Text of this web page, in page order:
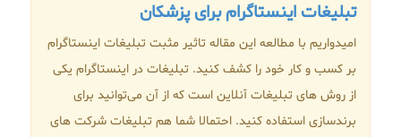
تبلیغات اینستاگرام برای پزشکان
امیدواریم با مطالعه این مقاله تاثیر مثبت تبلیغات اینستاگرام
بر کسب و کار خود را کشف کنید. تبلیغات در اینستاگرام یکی
از روش های تبلیغات آنلاین است که از آن می‌توانید برای
برندسازی استفاده کنید. احتمالا شما هم تبلیغات شرکت های